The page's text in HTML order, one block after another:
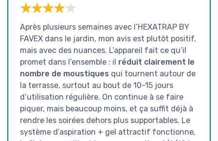
★★★★★
★★★★★
Après plusieurs semaines avec l’HEXATRAP BY
FAVEX dans le jardin, mon avis est plutôt positif,
mais avec des nuances. L’appareil fait ce qu’il
promet dans l’ensemble : il réduit clairement le
nombre de moustiques qui tournent autour de
la terrasse, surtout au bout de 10-15 jours
d’utilisation régulière. On continue à se faire
piquer, mais beaucoup moins, et ça suffit déjà à
rendre les soirées dehors plus supportables. Le
système d’aspiration + gel attractif fonctionne,